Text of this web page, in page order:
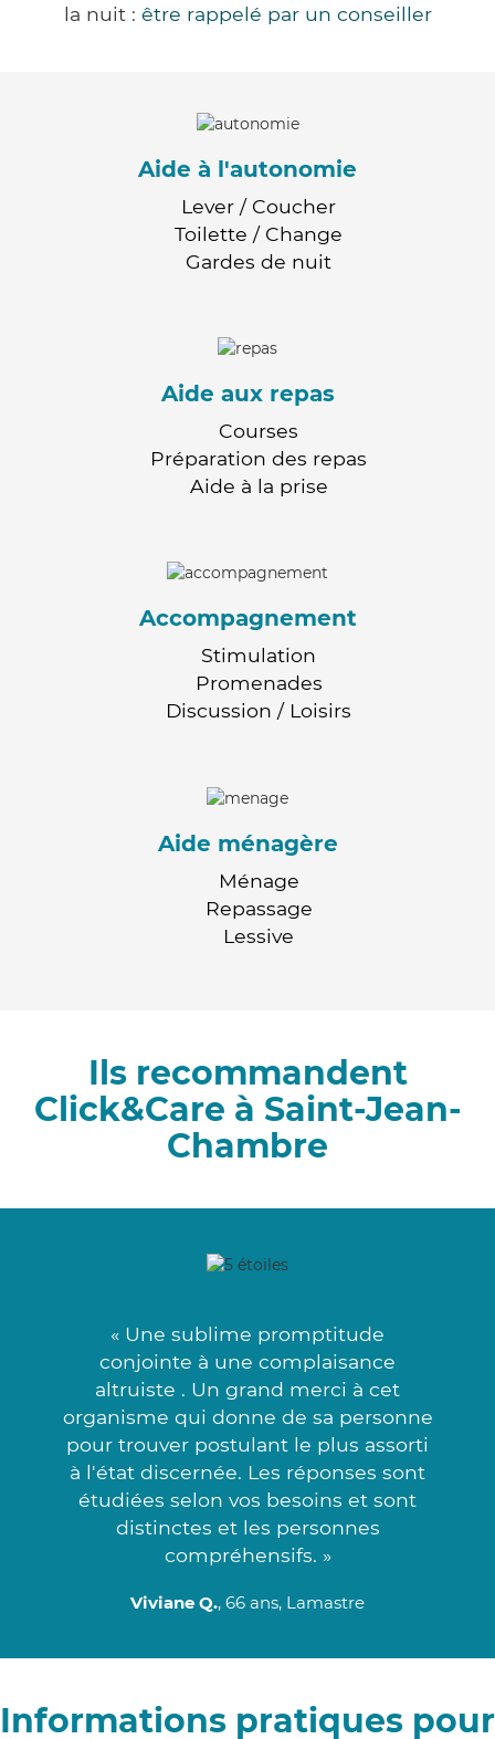
la nuit : être rappelé par un conseiller
Aide à l'autonomie
Lever / Coucher
Toilette / Change
Gardes de nuit
Aide aux repas
Courses
Préparation des repas
Aide à la prise
Accompagnement
Stimulation
Promenades
Discussion / Loisirs
Aide ménagère
Ménage
Repassage
Lessive
Ils recommandent
Click&Care à Saint-Jean-
Chambre
« Une sublime promptitude
conjointe à une complaisance
altruiste . Un grand merci à cet
organisme qui donne de sa personne
pour trouver postulant le plus assorti
à l'état discernée. Les réponses sont
étudiées selon vos besoins et sont
distinctes et les personnes
compréhensifs. »
Viviane Q., 66 ans, Lamastre
Informations pratiques pour